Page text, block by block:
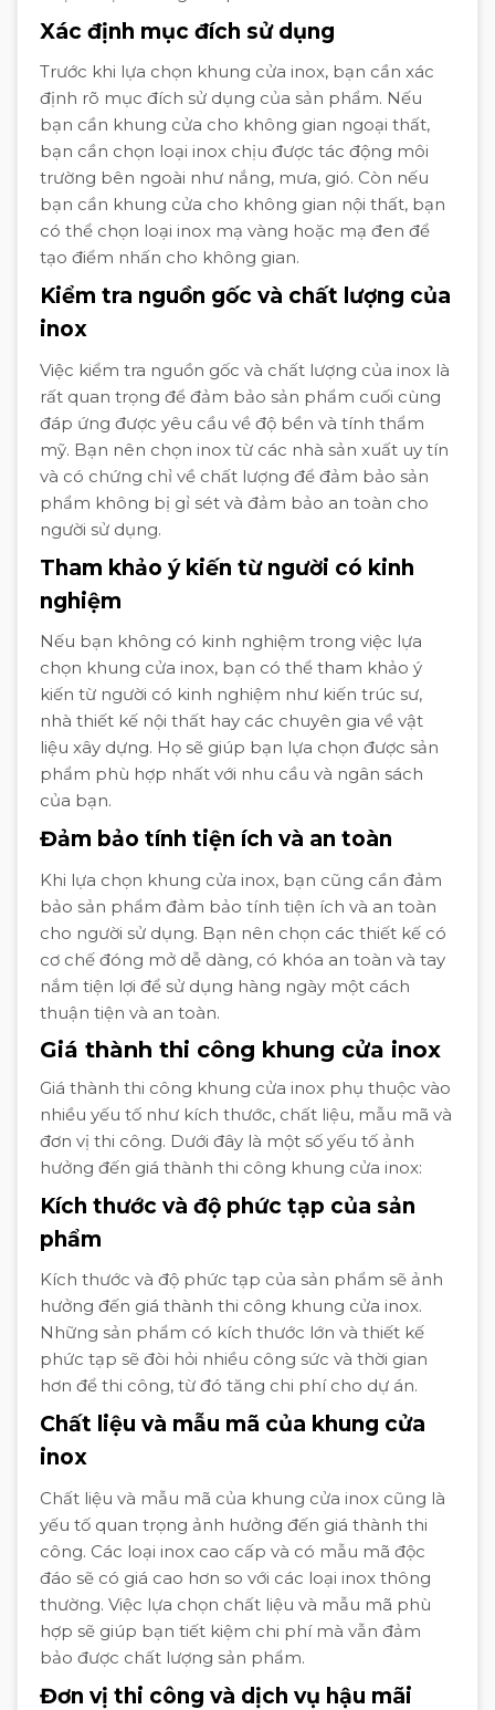
Xác định mục đích sử dụng
Trước khi lựa chọn khung cửa inox, bạn cần xác
định rõ mục đích sử dụng của sản phẩm. Nếu
bạn cần khung cửa cho không gian ngoại thất,
bạn cần chọn loại inox chịu được tác động môi
trường bên ngoài như nắng, mưa, gió. Còn nếu
bạn cần khung cửa cho không gian nội thất, bạn
có thể chọn loại inox mạ vàng hoặc mạ đen để
tạo điểm nhấn cho không gian.
Kiểm tra nguồn gốc và chất lượng của
inox
Việc kiểm tra nguồn gốc và chất lượng của inox là
rất quan trọng để đảm bảo sản phẩm cuối cùng
đáp ứng được yêu cầu về độ bền và tính thẩm
mỹ. Bạn nên chọn inox từ các nhà sản xuất uy tín
và có chứng chỉ về chất lượng để đảm bảo sản
phẩm không bị gỉ sét và đảm bảo an toàn cho
người sử dụng.
Tham khảo ý kiến từ người có kinh
nghiệm
Nếu bạn không có kinh nghiệm trong việc lựa
chọn khung cửa inox, bạn có thể tham khảo ý
kiến từ người có kinh nghiệm như kiến trúc sư,
nhà thiết kế nội thất hay các chuyên gia về vật
liệu xây dựng. Họ sẽ giúp bạn lựa chọn được sản
phẩm phù hợp nhất với nhu cầu và ngân sách
của bạn.
Đảm bảo tính tiện ích và an toàn
Khi lựa chọn khung cửa inox, bạn cũng cần đảm
bảo sản phẩm đảm bảo tính tiện ích và an toàn
cho người sử dụng. Bạn nên chọn các thiết kế có
cơ chế đóng mở dễ dàng, có khóa an toàn và tay
nắm tiện lợi để sử dụng hàng ngày một cách
thuận tiện và an toàn.
Giá thành thi công khung cửa inox
Giá thành thi công khung cửa inox phụ thuộc vào
nhiều yếu tố như kích thước, chất liệu, mẫu mã và
đơn vị thi công. Dưới đây là một số yếu tố ảnh
hưởng đến giá thành thi công khung cửa inox:
Kích thước và độ phức tạp của sản
phẩm
Kích thước và độ phức tạp của sản phẩm sẽ ảnh
hưởng đến giá thành thi công khung cửa inox.
Những sản phẩm có kích thước lớn và thiết kế
phức tạp sẽ đòi hỏi nhiều công sức và thời gian
hơn để thi công, từ đó tăng chi phí cho dự án.
Chất liệu và mẫu mã của khung cửa
inox
Chất liệu và mẫu mã của khung cửa inox cũng là
yếu tố quan trọng ảnh hưởng đến giá thành thi
công. Các loại inox cao cấp và có mẫu mã độc
đáo sẽ có giá cao hơn so với các loại inox thông
thường. Việc lựa chọn chất liệu và mẫu mã phù
hợp sẽ giúp bạn tiết kiệm chi phí mà vẫn đảm
bảo được chất lượng sản phẩm.
Đơn vị thi công và dịch vụ hậu mãi